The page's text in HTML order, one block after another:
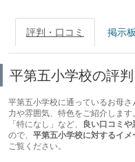
評判・口コミ 掲示板
平第五小学校の評
平第五小学校に通っているお母
力や雰囲気、特色をご紹介しま
「特になし」など、
良い口コミ
ので、 平第五小学校に対するイメ
ご覧ください。